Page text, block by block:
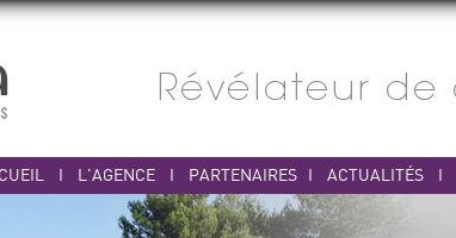
I L'AGENCE I PARTENAIRES I ACTUALITÉS I